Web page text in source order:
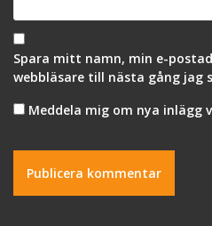
Spara mitt namn, min e-
webbläsare till nästa gång jag
Meddela mig om nya inlägg